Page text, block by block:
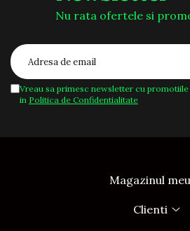
Nu rata ofertele si
Vreau sa primesc newsletter cu
in Politica de Confidentialitate
Magazinul meu
Clienti